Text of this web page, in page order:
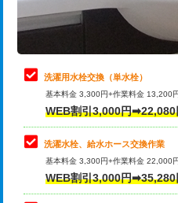
給水管工事※（ライニング鋼管
管・ポリ管・HT管使用/3ｍま
給水管工事※（ライニング鋼管
管・ポリ管・HT管使用/3ｍ超え
排水管工事（土の掘削・埋め戻
業）
排水管工事（排水管工事/3ｍま
止水・漏水調査・防水処理・清
理・調整・分解・加工など（軽
止水・漏水調査・防水処理・
理・調整・分解・加工など（中
止水・漏水調査・防水処理・
理・調整・分解・加工など（
キッチンタンク脱着
その他部品の脱着
洗濯用水栓交換（単水栓）
基本料金 3,300円+作業料金 13,200
WEB割引3,000円➡22,080
洗濯水栓、給水ホース交換作業
基本料金 3,300円+作業料金 22,000
WEB割引3,000円➡35,280